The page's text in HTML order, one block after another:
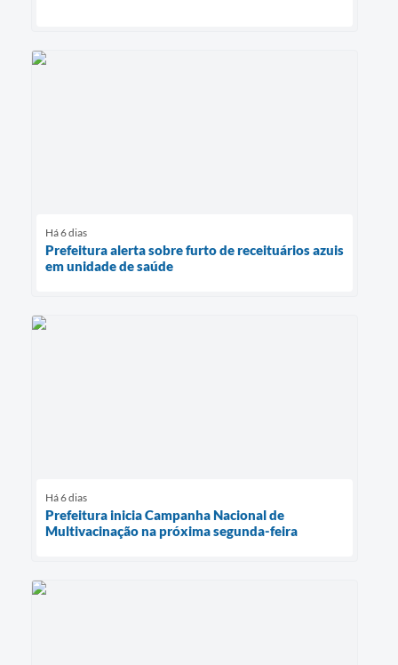
Há 6 dias
Prefeitura alerta sobre furto de receituários azuis
em unidade de saúde
Há 6 dias
Prefeitura inicia Campanha Nacional de
Multivacinação na próxima segunda-feira